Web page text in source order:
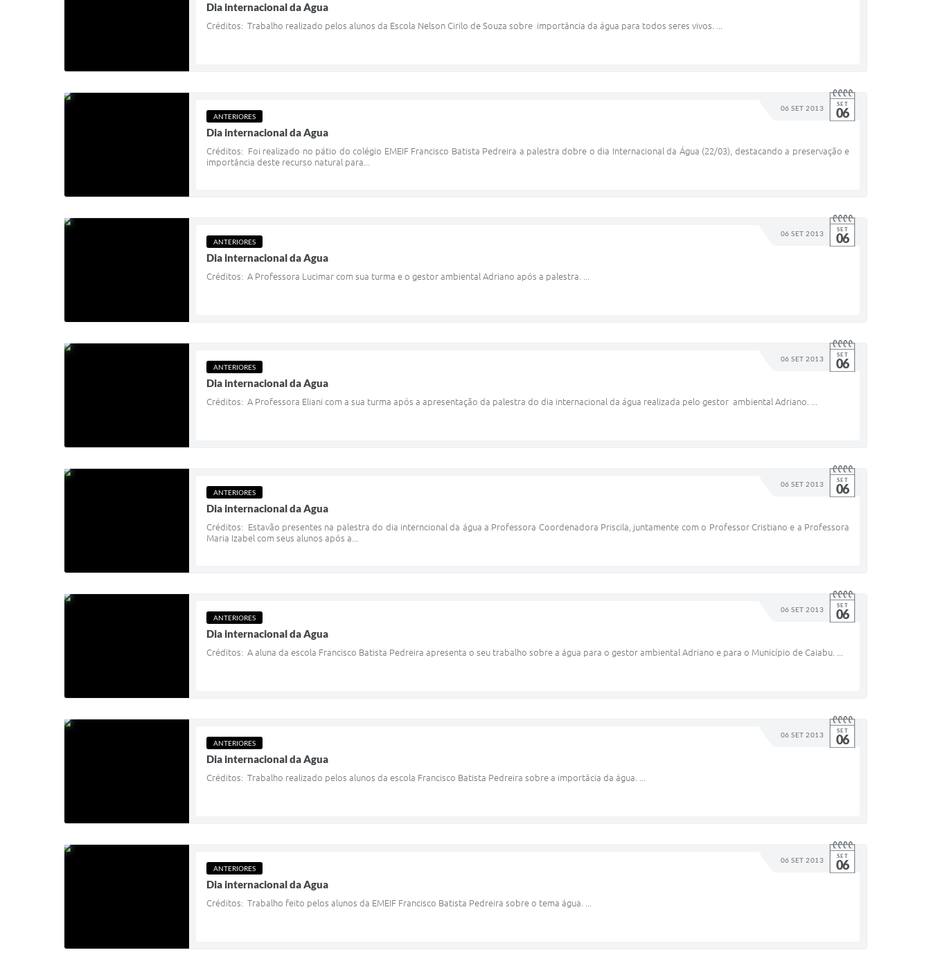
Dia internacional da Agua
Créditos: Trabalho realizado pelos alunos da Escola Nelson Cirilo de Souza sobre importância da água para todos seres vivos. ...
06 SET 2013 SET
06
ANTERIORES
Dia internacional da Agua
Créditos: Foi realizado no pátio do colégio EMEIF Francisco Batista Pedreira a palestra dobre o dia Internacional da Água (22/03), destacando a preservação e
importância deste recurso natural para...
06 SET 2013 SET
06
ANTERIORES
Dia internacional da Agua
Créditos: A Professora Lucimar com sua turma e o gestor ambiental Adriano após a palestra. ...
06 SET 2013 SET
06
ANTERIORES
Dia internacional da Agua
Créditos: A Professora Eliani com a sua turma após a apresentação da palestra do dia internacional da água realizada pelo gestor ambiental Adriano. ...
06 SET 2013 SET
06
ANTERIORES
Dia internacional da Agua
Créditos: Estavão presentes na palestra do dia interncional da água a Professora Coordenadora Priscila, juntamente com o Professor Cristiano e a Professora
Maria Izabel com seus alunos após a...
06 SET 2013 SET
06
ANTERIORES
Dia internacional da Agua
Créditos: A aluna da escola Francisco Batista Pedreira apresenta o seu trabalho sobre a água para o gestor ambiental Adriano e para o Município de Caiabu. ...
06 SET 2013 SET
06
ANTERIORES
Dia internacional da Agua
Créditos: Trabalho realizado pelos alunos da escola Francisco Batista Pedreira sobre a importâcia da água. ...
06 SET 2013 SET
06
ANTERIORES
Dia internacional da Agua
Créditos: Trabalho feito pelos alunos da EMEIF Francisco Batista Pedreira sobre o tema água. ...